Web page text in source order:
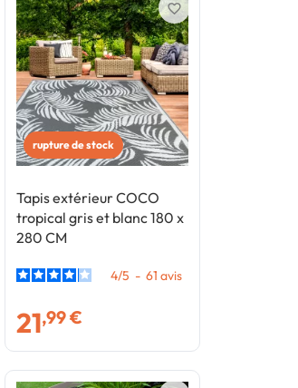
rupture de stock
Tapis extérieur COCO
tropical gris et blanc 180 x
280 CM
4/5 - 61 avis
21,99 €
favorite_border